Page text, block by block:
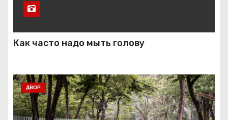
Как часто надо мыть голову
ДВОР